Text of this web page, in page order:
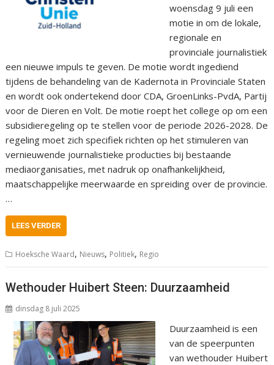
woensdag 9 juli een
motie in om de lokale,
regionale en
provinciale journalistiek
een nieuwe impuls te geven. De motie wordt ingediend
tijdens de behandeling van de Kadernota in Provinciale Staten
en wordt ook ondertekend door CDA, GroenLinks-PvdA, Partij
voor de Dieren en Volt. De motie roept het college op om een
subsidieregeling op te stellen voor de periode 2026-2028. De
regeling moet zich specifiek richten op het stimuleren van
vernieuwende journalistieke producties bij bestaande
mediaorganisaties, met nadruk op onafhankelijkheid,
maatschappelijke meerwaarde en spreiding over de provincie.
…
LEES VERDER
Hoeksche Waard, Nieuws, Politiek, Regio
Wethouder Huibert Steen: Duurzaamheid
dinsdag 8 juli 2025
Duurzaamheid is een
van de speerpunten
van wethouder Huibert